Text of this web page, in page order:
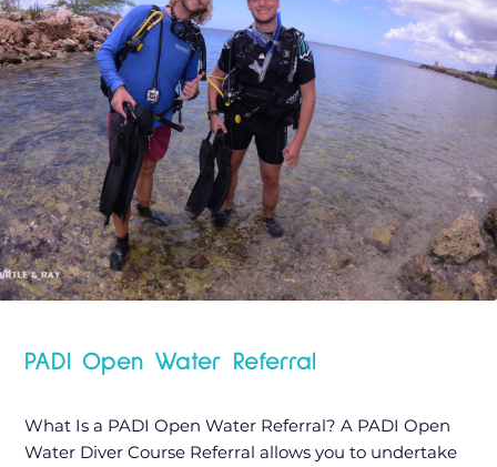
PADI Open Water Referral
What Is a PADI Open Water Referral? A PADI Open
Water Diver Course Referral allows you to undertake